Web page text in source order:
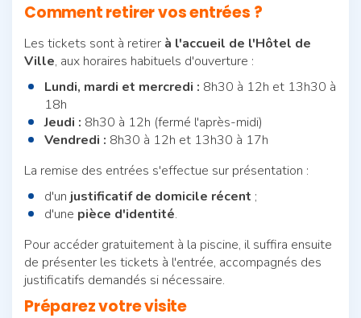
Comment retirer vos entrées ?
Les tickets sont à retirer à l'accueil de l'Hôtel de
Ville, aux horaires habituels d'ouverture :
Lundi, mardi et mercredi : 8h30 à 12h et 13h30 à
18h
Jeudi : 8h30 à 12h (fermé l'après-midi)
Vendredi : 8h30 à 12h et 13h30 à 17h
La remise des entrées s'effectue sur présentation :
d'un justificatif de domicile récent ;
d'une pièce d'identité.
Pour accéder gratuitement à la piscine, il suffira ensuite
de présenter les tickets à l'entrée, accompagnés des
justificatifs demandés si nécessaire.
Préparez votre visite